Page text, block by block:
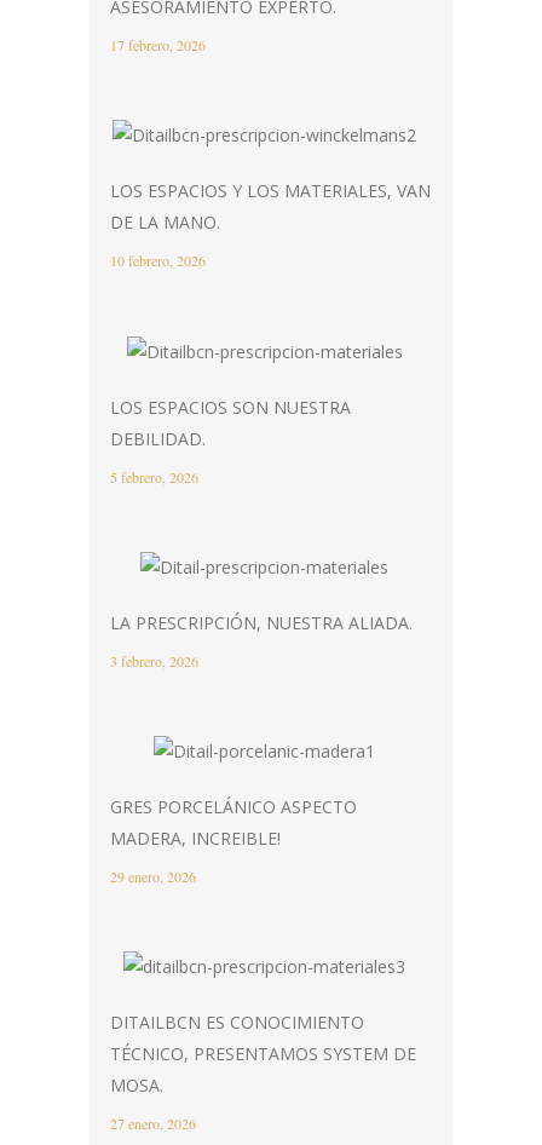
ASESORAMIENTO EXPERTO.
17 febrero, 2026
LOS ESPACIOS Y LOS MATERIALES, VAN
DE LA MANO.
10 febrero, 2026
LOS ESPACIOS SON NUESTRA
DEBILIDAD.
5 febrero, 2026
LA PRESCRIPCIÓN, NUESTRA ALIADA.
3 febrero, 2026
GRES PORCELÁNICO ASPECTO
MADERA, INCREIBLE!
29 enero, 2026
DITAILBCN ES CONOCIMIENTO
TÉCNICO, PRESENTAMOS SYSTEM DE
MOSA.
27 enero, 2026